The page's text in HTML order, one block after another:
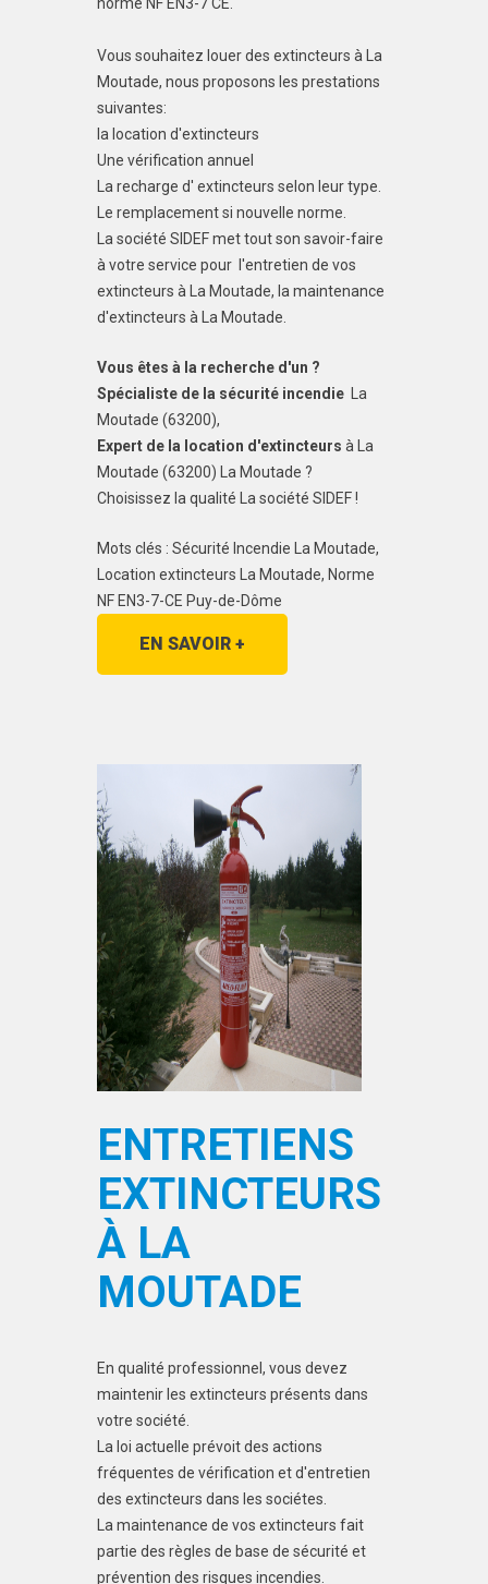
Vous souhaitez louer des extincteurs à La
Moutade, nous proposons les prestations
suivantes:
la location d'extincteurs
Une vérification annuel
La recharge d' extincteurs selon leur type.
Le remplacement si nouvelle norme.
La société SIDEF met tout son savoir-faire
à votre service pour l'entretien de vos
extincteurs à La Moutade, la maintenance
d'extincteurs à La Moutade.
Vous êtes à la recherche d'un ?
Spécialiste de la sécurité incendie La
Moutade (63200),
Expert de la location d'extincteurs à La
Moutade (63200) La Moutade ?
Choisissez la qualité La société SIDEF !
Mots clés : Sécurité Incendie La Moutade,
Location extincteurs La Moutade, Norme
NF EN3-7-CE Puy-de-Dôme
EN SAVOIR +
ENTRETIENS
EXTINCTEURS
À LA
MOUTADE
En qualité professionnel, vous devez
maintenir les extincteurs présents dans
votre société.
La loi actuelle prévoit des actions
fréquentes de vérification et d'entretien
des extincteurs dans les sociétes.
La maintenance de vos extincteurs fait
partie des règles de base de sécurité et
prévention des risques incendies.